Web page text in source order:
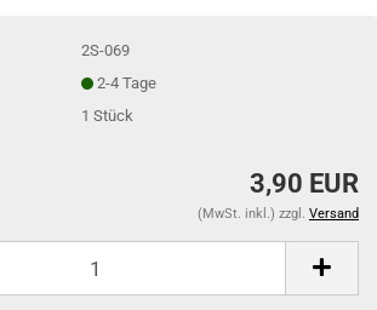
2S-069
2-4 Tage
1Stück
3,90 EUR
(MwSt. inkl.) zzgl. Versand